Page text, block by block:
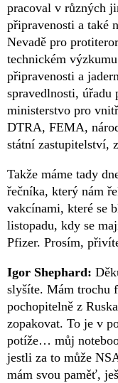
pracoval v různých
připravenosti a také
Nevadě pro
technickém
připravenosti a
spravedlnosti, úřadu
ministerstvo pro
DTRA, FEMA,
státní zastupitelství,
Takže máme tady
řečníka, který nám
vakcínami, které se
listopadu, kdy se
Pfizer. Prosím,
Igor Shephard:
slyšíte. Mám trochu
pochopitelně z
zopakovat. To je v
potíže… můj
jestli za to může
mám svou paměť,